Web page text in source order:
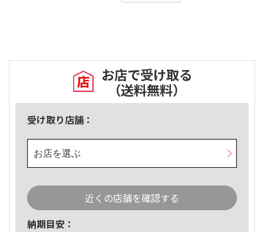
お店で受け取る
（送料無料）
受け取り店舗：
お店を選ぶ
近くの店舗を確認する
納期目安：